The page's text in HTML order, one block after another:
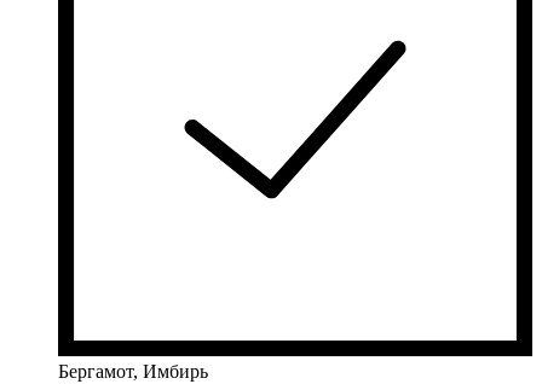
Бергамот, Имбирь